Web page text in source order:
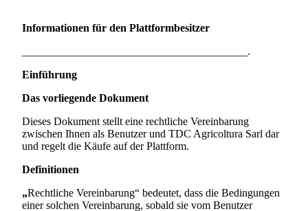
Informationen für den Plattformbesitzer
_________________________________________.
Einführung
Das vorliegende Dokument
Dieses Dokument stellt eine rechtliche Vereinbarung
zwischen Ihnen als Benutzer und TDC Agricoltura Sarl dar
und regelt die Käufe auf der Plattform.
Definitionen
„Rechtliche Vereinbarung“ bedeutet, dass die Bedingungen
einer solchen Vereinbarung, sobald sie vom Benutzer